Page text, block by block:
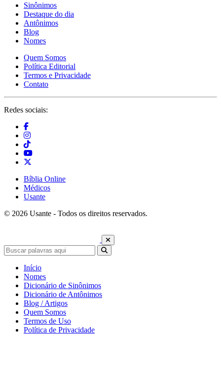
Sinônimos
Destaque do dia
Antônimos
Blog
Nomes
Quem Somos
Política Editorial
Termos e Privacidade
Contato
Redes sociais:
Bíblia Online
Médicos
Usante
© 2026 Usante - Todos os direitos reservados.
Início
Nomes
Dicionário de Sinônimos
Dicionário de Antônimos
Blog / Artigos
Quem Somos
Termos de Uso
Política de Privacidade